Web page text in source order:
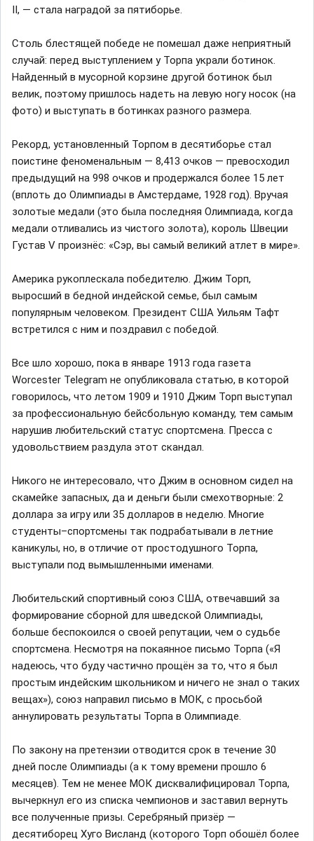
II, — стала наградой за пятиборье.
Столь блестящей победе не помешал даже неприятный
случай: перед выступлением у Торпа украли ботинок.
Найденный в мусорной корзине другой ботинок был
велик, поэтому пришлось надеть на левую ногу носок (на
фото) и выступать в ботинках разного размера.
Рекорд, установленный Торпом в десятиборье стал
поистине феноменальным — 8,413 очков — превосходил
предыдущий на 998 очков и продержался более 15 лет
(вплоть до Олимпиады в Амстердаме, 1928 год). Вручая
золотые медали (это была последняя Олимпиада, когда
медали отливались из чистого золота), король Швеции
Густав V произнёс: «Сэр, вы самый великий атлет в мире».
Америка рукоплескала победителю. Джим Торп,
выросший в бедной индейской семье, был самым
популярным человеком. Президент США Уильям Тафт
встретился с ним и поздравил с победой.
Все шло хорошо, пока в январе 1913 года газета
Worcester Telegram не опубликовала статью, в которой
говорилось, что летом 1909 и 1910 Джим Торп выступал
за профессиональную бейсбольную команду, тем самым
нарушив любительский статус спортсмена. Пресса с
удовольствием раздула этот скандал.
Никого не интересовало, что Джим в основном сидел на
скамейке запасных, да и деньги были смехотворные: 2
доллара за игру или 35 долларов в неделю. Многие
студенты–спортсмены так подрабатывали в летние
каникулы, но, в отличие от простодушного Торпа,
выступали под вымышленными именами.
Любительский спортивный союз США, отвечавший за
формирование сборной для шведской Олимпиады,
больше беспокоился о своей репутации, чем о судьбе
спортсмена. Несмотря на покаянное письмо Торпа («Я
надеюсь, что буду частично прощён за то, что я был
простым индейским школьником и ничего не знал о таких
вещах»), союз направил письмо в МОК, с просьбой
аннулировать результаты Торпа в Олимпиаде.
По закону на претензии отводится срок в течение 30
дней после Олимпиады (а к тому времени прошло 6
месяцев). Тем не менее МОК дисквалифицировал Торпа,
вычеркнул его из списка чемпионов и заставил вернуть
все полученные призы. Серебряный призёр —
десятиборец Хуго Висланд (которого Торп обошёл более